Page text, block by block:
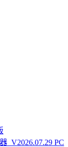
_V2026.07.29 PC